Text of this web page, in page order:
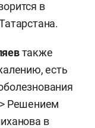
в
также
есть
Решением
в